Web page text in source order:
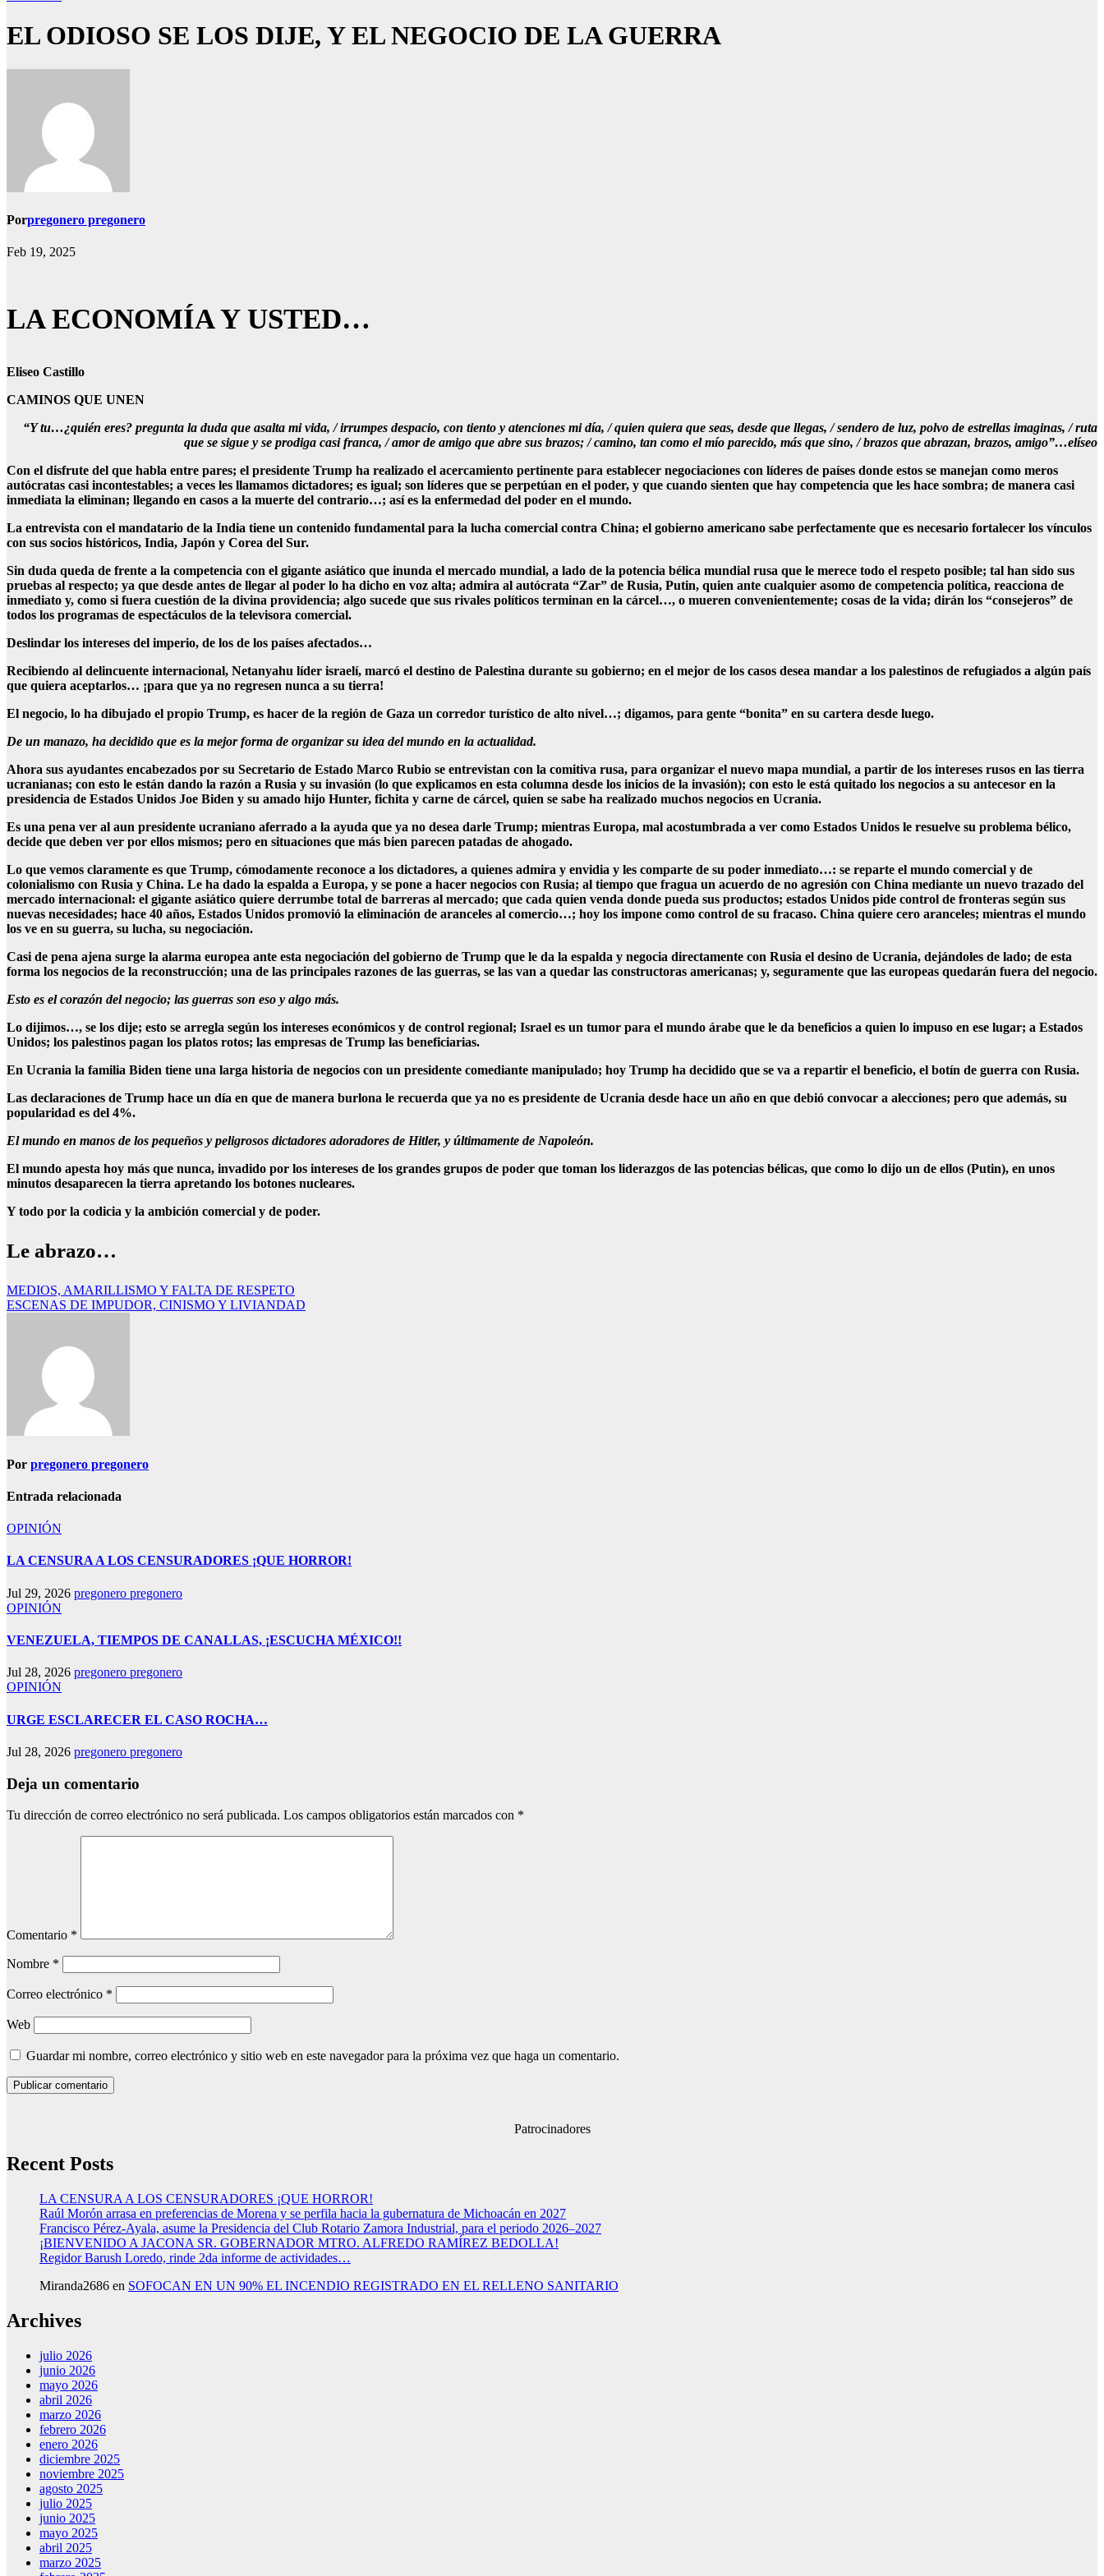
EL ODIOSO SE LOS DIJE, Y EL NEGOCIO DE LA GUERRA
Porpregonero pregonero
Feb 19, 2025
LA ECONOMÍA Y USTED…
Eliseo Castillo
CAMINOS QUE UNEN
“Y tu…¿quién eres? pregunta la duda que asalta mi vida, / irrumpes despacio, con tiento y atenciones mi día, / quien quiera que seas, desde que llegas, / sendero de luz, polvo de estrellas imaginas, / ruta
que se sigue y se prodiga casi franca, / amor de amigo que abre sus brazos; / camino, tan como el mío parecido, más que sino, / brazos que abrazan, brazos, amigo”…elíseo
Con el disfrute del que habla entre pares; el presidente Trump ha realizado el acercamiento pertinente para establecer negociaciones con líderes de países donde estos se manejan como meros
autócratas casi incontestables; a veces les llamamos dictadores; es igual; son líderes que se perpetúan en el poder, y que cuando sienten que hay competencia que les hace sombra; de manera casi
inmediata la eliminan; llegando en casos a la muerte del contrario…; así es la enfermedad del poder en el mundo.
La entrevista con el mandatario de la India tiene un contenido fundamental para la lucha comercial contra China; el gobierno americano sabe perfectamente que es necesario fortalecer los vínculos
con sus socios históricos, India, Japón y Corea del Sur.
Sin duda queda de frente a la competencia con el gigante asiático que inunda el mercado mundial, a lado de la potencia bélica mundial rusa que le merece todo el respeto posible; tal han sido sus
pruebas al respecto; ya que desde antes de llegar al poder lo ha dicho en voz alta; admira al autócrata “Zar” de Rusia, Putin, quien ante cualquier asomo de competencia política, reacciona de
inmediato y, como si fuera cuestión de la divina providencia; algo sucede que sus rivales políticos terminan en la cárcel…, o mueren convenientemente; cosas de la vida; dirán los “consejeros” de
todos los programas de espectáculos de la televisora comercial.
Deslindar los intereses del imperio, de los de los países afectados…
Recibiendo al delincuente internacional, Netanyahu líder israelí, marcó el destino de Palestina durante su gobierno; en el mejor de los casos desea mandar a los palestinos de refugiados a algún país
que quiera aceptarlos… ¡para que ya no regresen nunca a su tierra!
El negocio, lo ha dibujado el propio Trump, es hacer de la región de Gaza un corredor turístico de alto nivel…; digamos, para gente “bonita” en su cartera desde luego.
De un manazo, ha decidido que es la mejor forma de organizar su idea del mundo en la actualidad.
Ahora sus ayudantes encabezados por su Secretario de Estado Marco Rubio se entrevistan con la comitiva rusa, para organizar el nuevo mapa mundial, a partir de los intereses rusos en las tierra
ucranianas; con esto le están dando la razón a Rusia y su invasión (lo que explicamos en esta columna desde los inicios de la invasión); con esto le está quitado los negocios a su antecesor en la
presidencia de Estados Unidos Joe Biden y su amado hijo Hunter, fichita y carne de cárcel, quien se sabe ha realizado muchos negocios en Ucrania.
Es una pena ver al aun presidente ucraniano aferrado a la ayuda que ya no desea darle Trump; mientras Europa, mal acostumbrada a ver como Estados Unidos le resuelve su problema bélico,
decide que deben ver por ellos mismos; pero en situaciones que más bien parecen patadas de ahogado.
Lo que vemos claramente es que Trump, cómodamente reconoce a los dictadores, a quienes admira y envidia y les comparte de su poder inmediato…: se reparte el mundo comercial y de
colonialismo con Rusia y China. Le ha dado la espalda a Europa, y se pone a hacer negocios con Rusia; al tiempo que fragua un acuerdo de no agresión con China mediante un nuevo trazado del
mercado internacional: el gigante asiático quiere derrumbe total de barreras al mercado; que cada quien venda donde pueda sus productos; estados Unidos pide control de fronteras según sus
nuevas necesidades; hace 40 años, Estados Unidos promovió la eliminación de aranceles al comercio…; hoy los impone como control de su fracaso. China quiere cero aranceles; mientras el mundo
los ve en su guerra, su lucha, su negociación.
Casi de pena ajena surge la alarma europea ante esta negociación del gobierno de Trump que le da la espalda y negocia directamente con Rusia el desino de Ucrania, dejándoles de lado; de esta
forma los negocios de la reconstrucción; una de las principales razones de las guerras, se las van a quedar las constructoras americanas; y, seguramente que las europeas quedarán fuera del negocio.
Esto es el corazón del negocio; las guerras son eso y algo más.
Lo dijimos…, se los dije; esto se arregla según los intereses económicos y de control regional; Israel es un tumor para el mundo árabe que le da beneficios a quien lo impuso en ese lugar; a Estados
Unidos; los palestinos pagan los platos rotos; las empresas de Trump las beneficiarias.
En Ucrania la familia Biden tiene una larga historia de negocios con un presidente comediante manipulado; hoy Trump ha decidido que se va a repartir el beneficio, el botín de guerra con Rusia.
Las declaraciones de Trump hace un día en que de manera burlona le recuerda que ya no es presidente de Ucrania desde hace un año en que debió convocar a alecciones; pero que además, su
popularidad es del 4%.
El mundo en manos de los pequeños y peligrosos dictadores adoradores de Hitler, y últimamente de Napoleón.
El mundo apesta hoy más que nunca, invadido por los intereses de los grandes grupos de poder que toman los liderazgos de las potencias bélicas, que como lo dijo un de ellos (Putin), en unos
minutos desaparecen la tierra apretando los botones nucleares.
Y todo por la codicia y la ambición comercial y de poder.
Le abrazo…
Navegación
de
MEDIOS, AMARILLISMO Y FALTA DE RESPETO
ESCENAS DE IMPUDOR, CINISMO Y LIVIANDAD
Por pregonero pregonero
Entrada relacionada
OPINIÓN
LA CENSURA A LOS CENSURADORES ¡QUE HORROR!
Jul 29, 2026 pregonero pregonero
OPINIÓN
VENEZUELA, TIEMPOS DE CANALLAS, ¡ESCUCHA MÉXICO!!
Jul 28, 2026 pregonero pregonero
OPINIÓN
URGE ESCLARECER EL CASO ROCHA…
Jul 28, 2026 pregonero pregonero
Deja un comentario
Tu dirección de correo electrónico no será publicada. Los campos obligatorios están marcados con *
Comentario *
Nombre *
Correo electrónico *
Web
Guardar mi nombre, correo electrónico y sitio web en este navegador para la próxima vez que haga un comentario.
Patrocinadores
Recent Posts
LA CENSURA A LOS CENSURADORES ¡QUE HORROR!
Raúl Morón arrasa en preferencias de Morena y se perfila hacia la gubernatura de Michoacán en 2027
Francisco Pérez-Ayala, asume la Presidencia del Club Rotario Zamora Industrial, para el periodo 2026–2027
¡BIENVENIDO A JACONA SR. GOBERNADOR MTRO. ALFREDO RAMÍREZ BEDOLLA!
Regidor Barush Loredo, rinde 2da informe de actividades…
Miranda2686 en SOFOCAN EN UN 90% EL INCENDIO REGISTRADO EN EL RELLENO SANITARIO
Archives
julio 2026
junio 2026
mayo 2026
abril 2026
marzo 2026
febrero 2026
enero 2026
diciembre 2025
noviembre 2025
agosto 2025
julio 2025
junio 2025
mayo 2025
abril 2025
marzo 2025